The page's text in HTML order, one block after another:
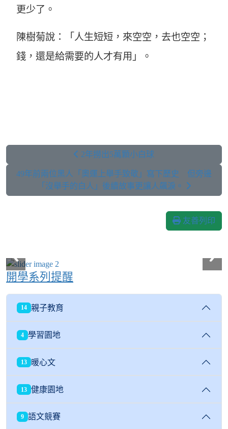
更少了。
陳樹菊說：「人生短短，來空空，去也空空；
錢，還是給需要的人才有用」。
2年撈出5萬顆小白球
49年前兩位黑人「奧運上舉手致敬」寫下歷史 但旁邊
「沒舉手的白人」後續故事更讓人飆淚。
友善列印
開學系列提醒
14 親子教育
4 學習園地
13 暖心文
13 健康園地
9 語文競賽